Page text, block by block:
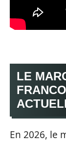
LE
En 2026, le